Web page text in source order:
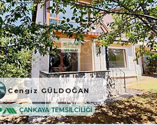
ÇANKAYA TEMSİLCİLİĞİ
Cengiz GÜLDOĞAN